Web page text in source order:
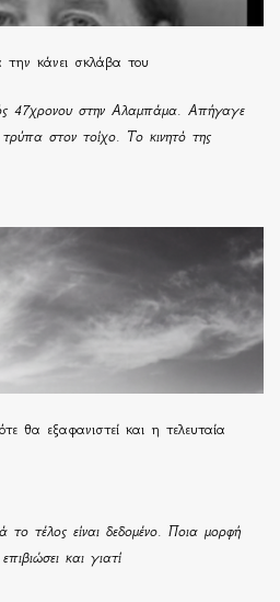
κάνει σκλάβα του
47χρονου στην Αλαμπάμα. Απήγαγε
στον τοίχο. Το κινητό της
θα εξαφανιστεί και η τελευταία
τέλος είναι δεδομένο. Ποια μορφή
και γιατί